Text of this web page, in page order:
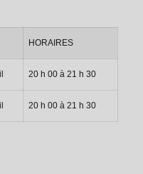
HORAIRES
20 h 00 à 21 h 30
20 h 00 à 21 h 30